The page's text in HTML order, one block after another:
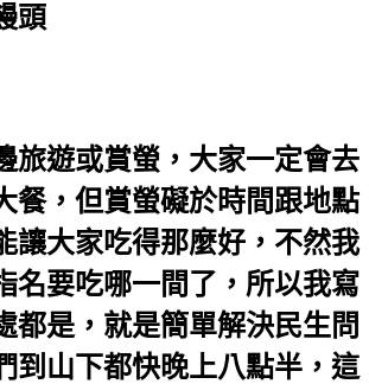
頭
旅遊或賞螢，大家一定會去
餐，但賞螢礙於時間跟地點
讓大家吃得那麼好，不然我
名要吃哪一間了，所以我寫
都是，就是簡單解決民生問
到山下都快晚上八點半，這